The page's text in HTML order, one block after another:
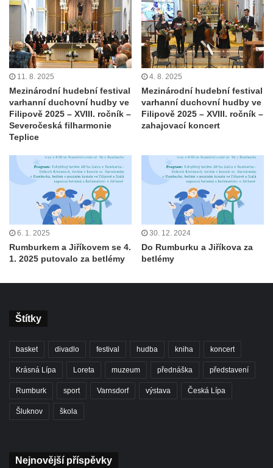
11. 8. 2025
Mezinárodní hudební festival
varhanní duchovní hudby ve
Filipově 2025 – XVIII. ročník –
Severočeská filharmonie
Teplice
4. 8. 2025
Mezinárodní hudební festival
varhanní duchovní hudby ve
Filipově 2025 – XVIII. ročník –
zahajovací koncert
6. 1. 2025
Rumburkem a Jiříkovem se 4.
1. 2025 putovalo za betlémy
30. 12. 2024
Do Rumburku a Jiříkova za
betlémy
Štítky
basket divadlo festival hudba kniha koncert
Krásná Lípa Loreta muzeum přednáška představení
Rumburk sport Varnsdorf výstava Česká Lípa
Šluknov škola
Nejnovější příspěvky